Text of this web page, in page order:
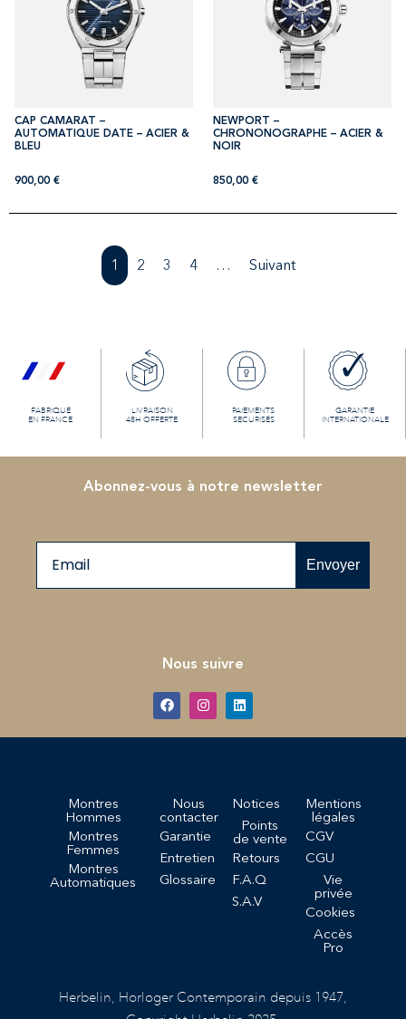
CAP CAMARAT –
AUTOMATIQUE DATE – ACIER &
BLEU
900,00 €
NEWPORT –
CHRONONOGRAPHE – ACIER &
NOIR
850,00 €
1 2 3 4 … Suivant
FABRIQUÉ
EN FRANCE
LIVRAISON
48H OFFERTE
PAIEMENTS
SECURISÉS
GARANTIE
INTERNATIONALE
Abonnez-vous à notre newsletter
Envoyer
Nous suivre
Montres
Hommes
Montres
Femmes
Montres
Automatiques
Nous
contacter
Garantie
Entretien
Glossaire
Notices
Points
de vente
Retours
F.A.Q
S.A.V
Mentions
légales
CGV
CGU
Vie
privée
Cookies
Accès
Pro
Herbelin, Horloger Contemporain depuis 1947,